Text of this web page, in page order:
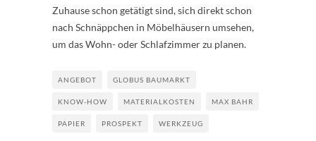
Zuhause schon getätigt sind, sich direkt schon
nach Schnäppchen in Möbelhäusern umsehen,
um das Wohn- oder Schlafzimmer zu planen.
ANGEBOT GLOBUS BAUMARKT
KNOW-HOW MATERIALKOSTEN MAX BAHR
PAPIER PROSPEKT WERKZEUG